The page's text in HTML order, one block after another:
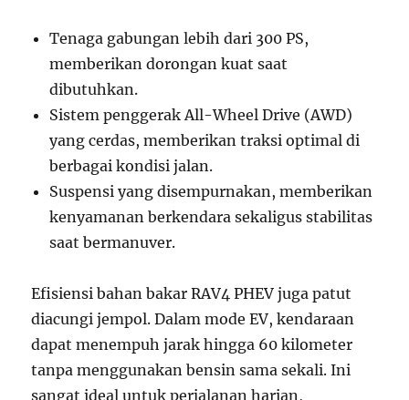
Tenaga gabungan lebih dari 300 PS,
memberikan dorongan kuat saat
dibutuhkan.
Sistem penggerak All-Wheel Drive (AWD)
yang cerdas, memberikan traksi optimal di
berbagai kondisi jalan.
Suspensi yang disempurnakan, memberikan
kenyamanan berkendara sekaligus stabilitas
saat bermanuver.
Efisiensi bahan bakar RAV4 PHEV juga patut
diacungi jempol. Dalam mode EV, kendaraan
dapat menempuh jarak hingga 60 kilometer
tanpa menggunakan bensin sama sekali. Ini
sangat ideal untuk perjalanan harian,